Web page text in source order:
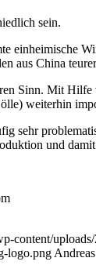
sein.
einheimische
aus China
Sinn. Mit
weiterhin
sehr
und
content/
logo.png